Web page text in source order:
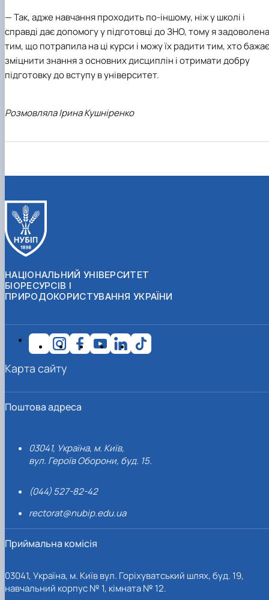
— Так, адже навчання проходить по-іншому, ніж у школі і
справді дає допомогу у підготовці до ЗНО, тому я задоволена
тим, що потрапила на ці курси і можу їх радити тим, хто бажає
зміцнити знання з основних дисциплін і отримати добру
підготовку до вступу в університет.
Розмовляла Ірина Кушніренко
НАЦІОНАЛЬНИЙ УНІВЕРСИТЕТ
БІОРЕСУРСІВ І
ПРИРОДОКОРИСТУВАННЯ УКРАЇНИ
Поштова адреса
03041, Україна, м. Київ,
вул. Героїв Оборони, буд. 15.
(044) 527-82-42
rectorat@nubip.edu.ua
Приймальна комісія
03041, Україна, м. Київ вул. Горіхуватський шлях, буд. 19,
навчальний корпус № 1, кімната № 12.
Карта сайту